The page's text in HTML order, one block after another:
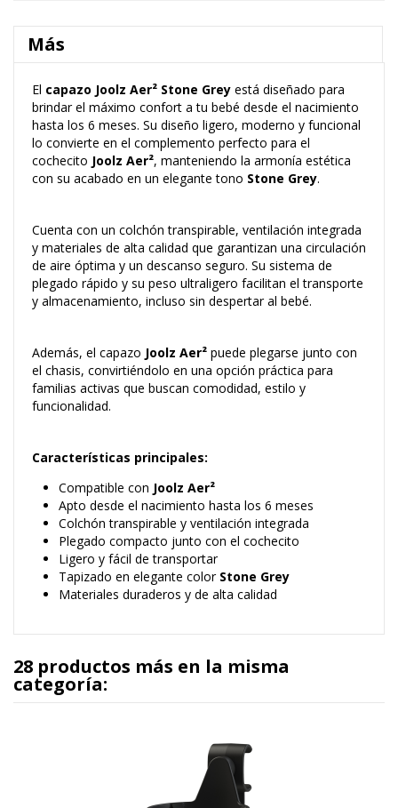
Más
El capazo Joolz Aer² Stone Grey está diseñado para
brindar el máximo confort a tu bebé desde el nacimiento
hasta los 6 meses. Su diseño ligero, moderno y funcional
lo convierte en el complemento perfecto para el
cochecito Joolz Aer², manteniendo la armonía estética
con su acabado en un elegante tono Stone Grey.
Cuenta con un colchón transpirable, ventilación integrada
y materiales de alta calidad que garantizan una circulación
de aire óptima y un descanso seguro. Su sistema de
plegado rápido y su peso ultraligero facilitan el transporte
y almacenamiento, incluso sin despertar al bebé.
Además, el capazo Joolz Aer² puede plegarse junto con
el chasis, convirtiéndolo en una opción práctica para
familias activas que buscan comodidad, estilo y
funcionalidad.
Características principales:
Compatible con Joolz Aer²
Apto desde el nacimiento hasta los 6 meses
Colchón transpirable y ventilación integrada
Plegado compacto junto con el cochecito
Ligero y fácil de transportar
Tapizado en elegante color Stone Grey
Materiales duraderos y de alta calidad
28 productos más en la misma
categoría: